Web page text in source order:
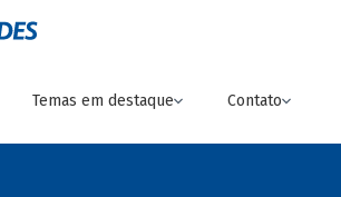
Temas em destaque Contato